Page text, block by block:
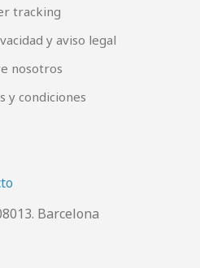
tracking
y aviso legal
nosotros
y condiciones
Barcelona